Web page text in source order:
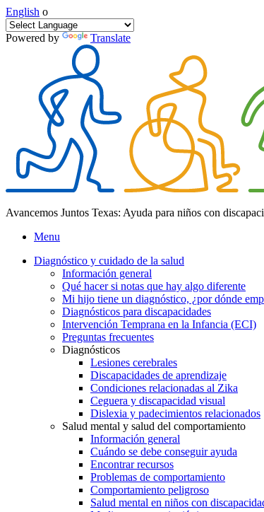
English o
Powered by Translate
Avancemos Juntos Texas: Ayuda para niños con
Menu
Diagnóstico y cuidado de la salud
Información general
Qué hacer si notas que hay algo diferente
Mi hijo tiene un diagnóstico, ¿por dónde
Diagnósticos para discapacidades
Intervención Temprana en la Infancia (ECI)
Preguntas frecuentes
Diagnósticos
Lesiones cerebrales
Discapacidades de aprendizaje
Condiciones relacionadas al Zika
Ceguera y discapacidad visual
Dislexia y padecimientos relacionados
Salud mental y salud del comportamiento
Información general
Cuándo se debe conseguir ayuda
Encontrar recursos
Problemas de comportamiento
Comportamiento peligroso
Salud mental en niños con